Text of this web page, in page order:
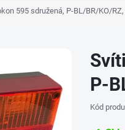
595 sdružená, P-BL/BR/KO/
P-
Kód